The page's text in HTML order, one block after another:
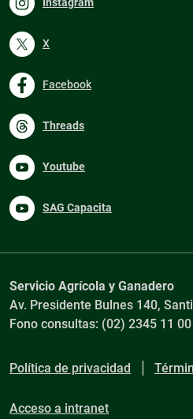
X
Facebook
Threads
Youtube
SAG Capacita
Servicio Agrícola y Ganadero
Av. Presidente Bulnes 140,
Fono consultas: (02) 2345 11 00
Política de privacidad
Acceso a intranet